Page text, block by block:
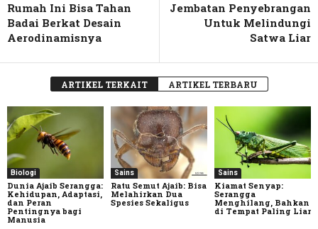
Rumah Ini Bisa Tahan
Badai Berkat Desain
Aerodinamisnya
Jembatan Penyebrangan
Untuk Melindungi
Satwa Liar
ARTIKEL TERKAIT ARTIKEL TERBARU
Biologi
Dunia Ajaib Serangga:
Kehidupan, Adaptasi,
dan Peran
Pentingnya bagi
Manusia
Sains
Ratu Semut Ajaib: Bisa
Melahirkan Dua
Spesies Sekaligus
Sains
Kiamat Senyap:
Serangga
Menghilang, Bahkan
di Tempat Paling Liar